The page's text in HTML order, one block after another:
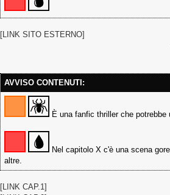
[LINK SITO ESTERNO]
AVVISO CONTENUTI:
È una fanfic thriller che potrebbe
Nel capitolo X c'è una scena
altre.
[LINK CAP.1]